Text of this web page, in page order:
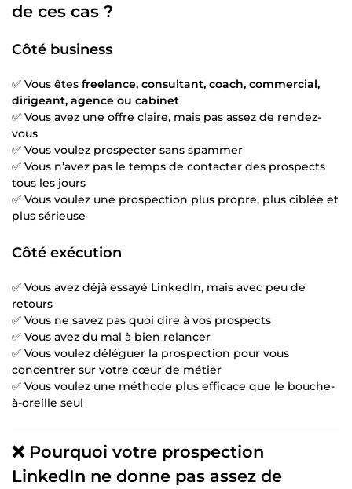
de ces cas ?
Côté business
✅ Vous êtes freelance, consultant, coach, commercial,
dirigeant, agence ou cabinet
✅ Vous avez une offre claire, mais pas assez de rendez-
vous
✅ Vous voulez prospecter sans spammer
✅ Vous n’avez pas le temps de contacter des prospects
tous les jours
✅ Vous voulez une prospection plus propre, plus ciblée et
plus sérieuse
Côté exécution
✅ Vous avez déjà essayé LinkedIn, mais avec peu de
retours
✅ Vous ne savez pas quoi dire à vos prospects
✅ Vous avez du mal à bien relancer
✅ Vous voulez déléguer la prospection pour vous
concentrer sur votre cœur de métier
✅ Vous voulez une méthode plus efficace que le bouche-
à-oreille seul
❌ Pourquoi votre prospection
LinkedIn ne donne pas assez de